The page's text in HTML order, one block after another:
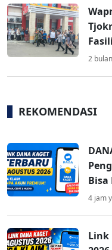
2
REKOMENDASI
Bisa
4 jam
Link